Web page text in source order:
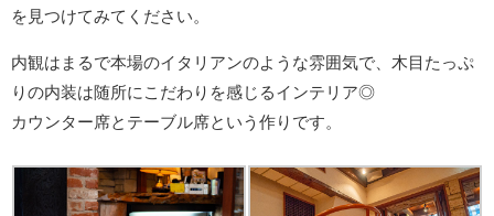
を見つけてみてください。
内観はまるで本場のイタリアンのような雰囲気で、木目たっぷ
りの内装は随所にこだわりを感じるインテリア◎
カウンター席とテーブル席という作りです。